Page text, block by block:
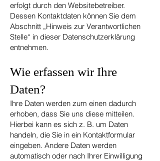
erfolgt durch den Websitebetreiber.
Dessen Kontaktdaten können Sie dem
Abschnitt „Hinweis zur Verantwortlichen
Stelle“ in dieser Datenschutzerklärung
entnehmen.
Wie erfassen wir Ihre
Daten?
Ihre Daten werden zum einen dadurch
erhoben, dass Sie uns diese mitteilen.
Hierbei kann es sich z. B. um Daten
handeln, die Sie in ein Kontaktformular
eingeben. Andere Daten werden
automatisch oder nach Ihrer Einwilligung